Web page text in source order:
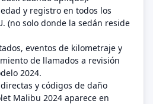
y registro en todos los
(no solo donde la sedán reside
eventos de kilometraje y
de llamados a revisión
2024.
y códigos de daño
Malibu 2024 aparece en